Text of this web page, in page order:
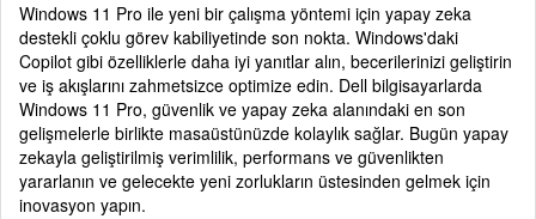
Windows 11 Pro ile yeni bir çalışma yöntemi için yapay zeka
destekli çoklu görev kabiliyetinde son nokta. Windows'daki
Copilot gibi özelliklerle daha iyi yanıtlar alın, becerilerinizi geliştirin
ve iş akışlarını zahmetsizce optimize edin. Dell bilgisayarlarda
Windows 11 Pro, güvenlik ve yapay zeka alanındaki en son
gelişmelerle birlikte masaüstünüzde kolaylık sağlar. Bugün yapay
zekayla geliştirilmiş verimlilik, performans ve güvenlikten
yararlanın ve gelecekte yeni zorlukların üstesinden gelmek için
inovasyon yapın.